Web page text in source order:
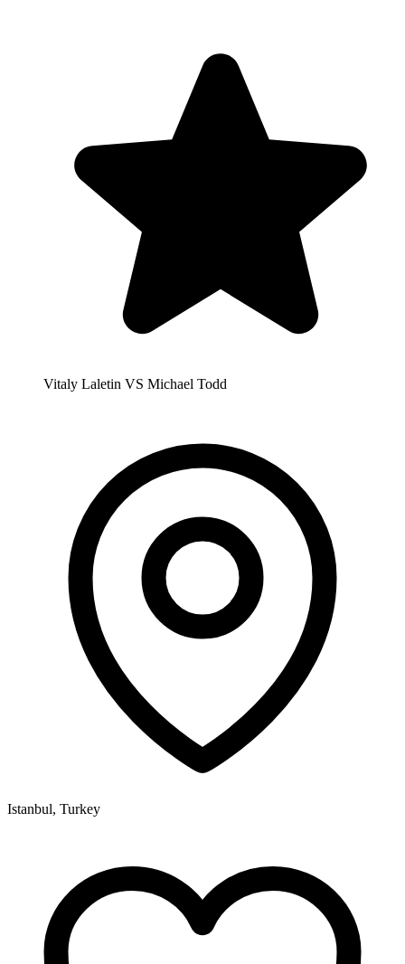
Vitaly Laletin VS Michael Todd
Istanbul, Turkey